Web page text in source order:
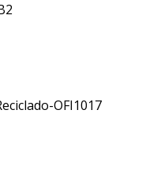
OFI1017